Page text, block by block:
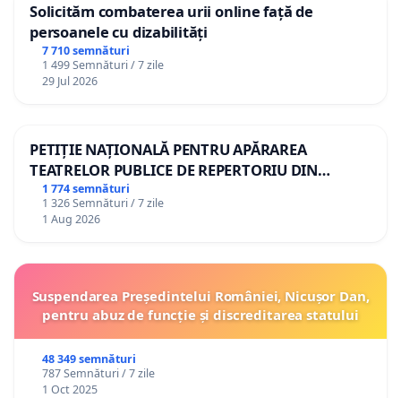
Solicităm combaterea urii online față de
persoanele cu dizabilități
7 710 semnături
1 499 Semnături / 7 zile
29 Jul 2026
PETIȚIE NAȚIONALĂ PENTRU APĂRAREA
TEATRELOR PUBLICE DE REPERTORIU DIN
ROMÂNIA
1 774 semnături
1 326 Semnături / 7 zile
1 Aug 2026
Suspendarea Președintelui României, Nicușor Dan,
pentru abuz de funcție și discreditarea statului
48 349 semnături
787 Semnături / 7 zile
1 Oct 2025